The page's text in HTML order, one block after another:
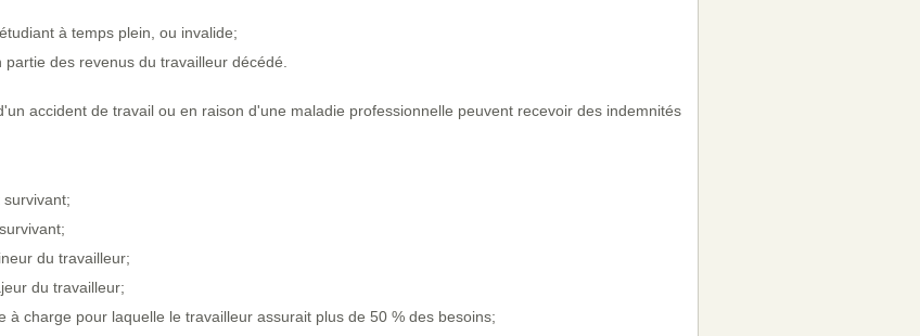
à temps plein, ou invalide;
des revenus du travailleur décédé.
accident de travail ou en raison d'une maladie professionnelle peuvent recevoir des indemnités
du travailleur;
du travailleur;
à charge pour laquelle le travailleur assurait plus de 50 % des besoins;